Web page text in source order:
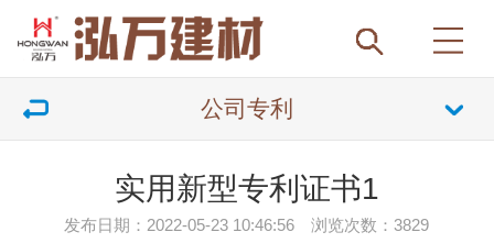
公司专利
实用新型专利证书1
发布日期：2022-05-23 10:46:56 浏览次数：3829